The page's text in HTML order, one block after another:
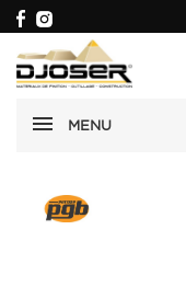
MENU